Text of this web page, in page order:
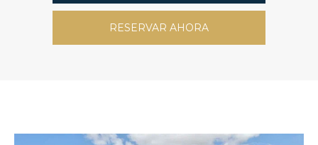
RESERVAR AHORA